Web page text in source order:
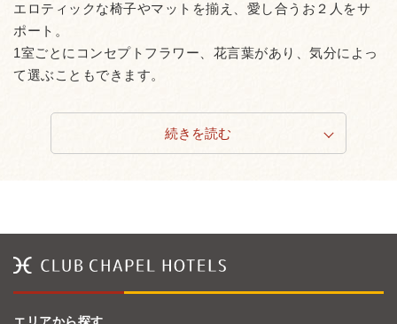
エロティックな椅子やマットを揃え、愛し合うお２人をサ
ポート。
1室ごとにコンセプトフラワー、花言葉があり、気分によっ
て選ぶこともできます。
続きを読む